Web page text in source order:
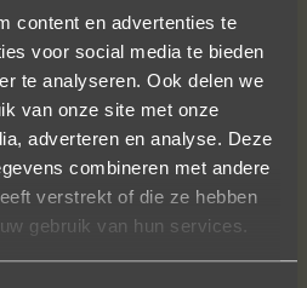
content en advertenties te
voor social media te bieden
te analyseren. Ook delen we
van onze site met onze
adverteren en analyse. Deze
combineren met andere
verstrekt of die ze hebben
gebruik van hun services.
LES MÉDIAS SOCIAUX